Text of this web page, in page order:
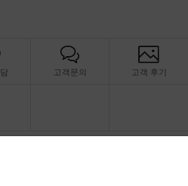
고객문의 고객 후기